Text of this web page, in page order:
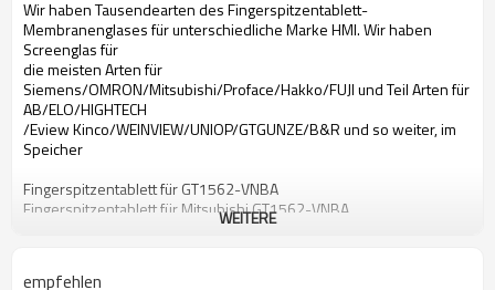
Wir haben Tausendearten des Fingerspitzentablett-
Membranenglases für unterschiedliche Marke HMI. Wir haben
Screenglas für
die meisten Arten für
Siemens/OMRON/Mitsubishi/Proface/Hakko/FUJI und Teil Arten für
AB/ELO/HIGHTECH
/Eview Kinco/WEINVIEW/UNIOP/GTGUNZE/B&R und so weiter, im
Speicher
Fingerspitzentablett für GT1562-VNBA
Fingerspitzentablett für Mitsubishi GT1562-VNBA
mit Berührungseingabe Bildschirm für GT1562-VNBA
WEITERE
empfehlen